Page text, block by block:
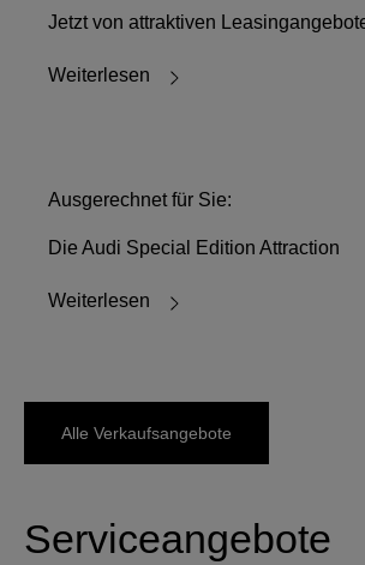
Jetzt von attraktiven
Weiterlesen
Ausgerechnet für Sie:
Die Audi Special Edition Attraction
Weiterlesen
Alle Verkaufsangebote
Serviceangebote